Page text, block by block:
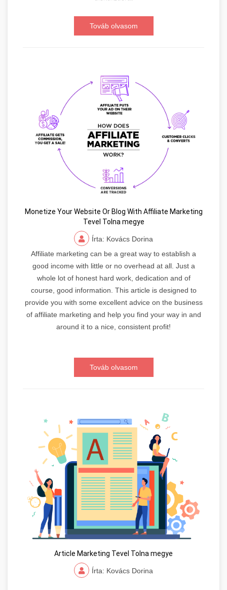
Továb olvasom
Monetize Your Website Or Blog With Affiliate Marketing
Tevel Tolna megye
Írta: Kovács Dorina
Affiliate marketing can be a great way to establish a
good income with little or no overhead at all. Just a
whole lot of honest hard work, dedication and of
course, good information. This article is designed to
provide you with some excellent advice on the business
of affiliate marketing and help you find your way in and
around it to a nice, consistent profit!
Továb olvasom
Article Marketing Tevel Tolna megye
Írta: Kovács Dorina